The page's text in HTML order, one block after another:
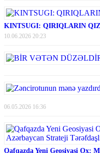
KINTSUGI: QIRIQLARIN
10.06.2026 20:23
06.05.2026 16:36
Qafqazda Yeni Geosiyasi Ox: